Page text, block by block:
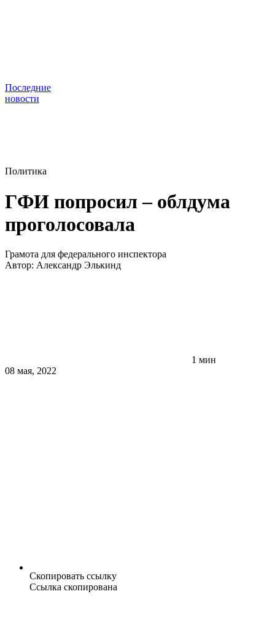
Последние
новости
Политика
ГФИ попросил – облдума
проголосовала
Грамота для федерального инспектора
Автор: Александр Элькинд
1 мин
08 мая, 2022
Скопировать ссылку
Ссылка скопирована